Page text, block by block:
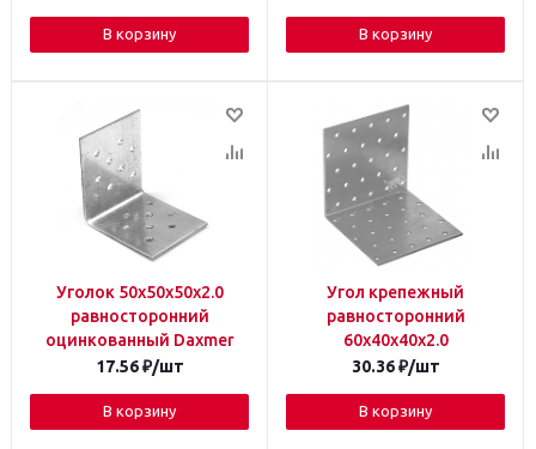
В корзину В корзину
Уголок 50х50х50х2.0
равносторонний
оцинкованный Daxmer
17.56₽/шт
В корзину
Угол крепежный
равносторонний
60х40х40х2.0
30.36₽/шт
В корзину